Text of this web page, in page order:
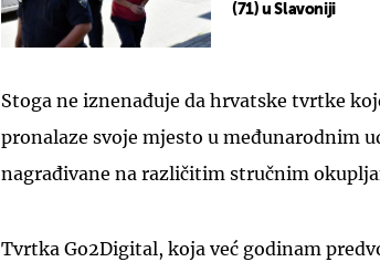
(71) u Slavoniji
Stoga ne iznenađuje da hrvatske tvrtke
pronalaze svoje mjesto u međunarodnim
nagrađivane na različitim stručnim
Tvrtka Go2Digital, koja već godinam